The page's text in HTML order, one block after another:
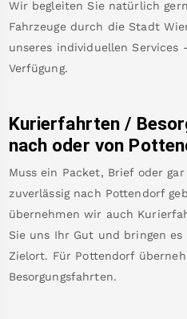
Wir begleiten Sie natürlich
Fahrzeuge durch die Stadt
unseres individuellen
Verfügung.
Kurierfahrten /
nach oder von
Muss ein Packet, Brief oder
zuverlässig nach Pottendorf
übernehmen wir auch
Sie uns Ihr Gut und bringen
Zielort. Für Pottendorf
Besorgungsfahrten.